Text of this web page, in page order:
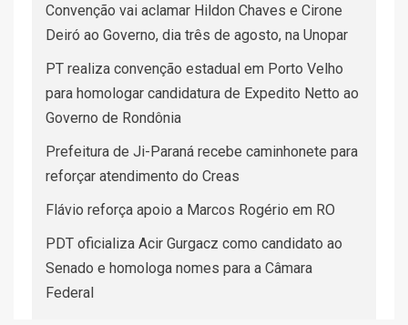
Convenção vai aclamar Hildon Chaves e Cirone
Deiró ao Governo, dia três de agosto, na Unopar
PT realiza convenção estadual em Porto Velho
para homologar candidatura de Expedito Netto ao
Governo de Rondônia
Prefeitura de Ji-Paraná recebe caminhonete para
reforçar atendimento do Creas
Flávio reforça apoio a Marcos Rogério em RO
PDT oficializa Acir Gurgacz como candidato ao
Senado e homologa nomes para a Câmara
Federal